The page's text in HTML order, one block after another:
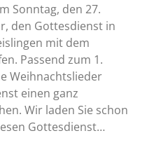
Sonntag, den 27.
den Gottesdienst in
mit dem
Passend zum 1.
Weihnachtslieder
einen ganz
Wir laden Sie schon
Gottesdienst…